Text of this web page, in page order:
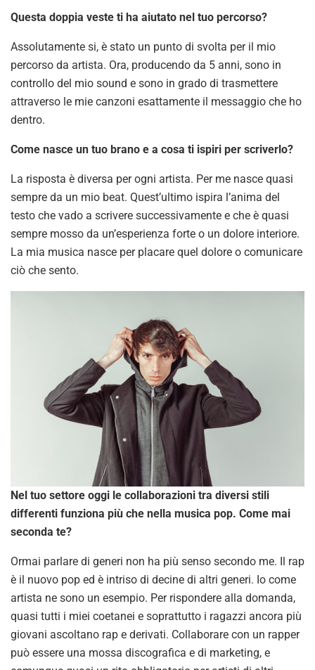
Questa doppia veste ti ha aiutato nel tuo percorso?
Assolutamente si, è stato un punto di svolta per il mio
percorso da artista. Ora, producendo da 5 anni, sono in
controllo del mio sound e sono in grado di trasmettere
attraverso le mie canzoni esattamente il messaggio che ho
dentro.
Come nasce un tuo brano e a cosa ti ispiri per scriverlo?
La risposta è diversa per ogni artista. Per me nasce quasi
sempre da un mio beat. Quest’ultimo ispira l’anima del
testo che vado a scrivere successivamente e che è quasi
sempre mosso da un’esperienza forte o un dolore interiore.
La mia musica nasce per placare quel dolore o comunicare
ciò che sento.
Nel tuo settore oggi le collaborazioni tra diversi stili
differenti funziona più che nella musica pop. Come mai
seconda te?
Ormai parlare di generi non ha più senso secondo me. Il rap
è il nuovo pop ed è intriso di decine di altri generi. Io come
artista ne sono un esempio. Per rispondere alla domanda,
quasi tutti i miei coetanei e soprattutto i ragazzi ancora più
giovani ascoltano rap e derivati. Collaborare con un rapper
può essere una mossa discografica e di marketing, e